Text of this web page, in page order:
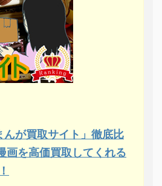
んが買取サイト」徹底比
画を高価買取してくれる